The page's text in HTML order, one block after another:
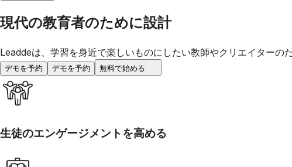
現代の教育者のために設計
Leaddeは、学習を身近で楽しいものにしたい教師やクリエイターの
デモを予約 デモを予約 無料で始める
生徒のエンゲージメントを高める